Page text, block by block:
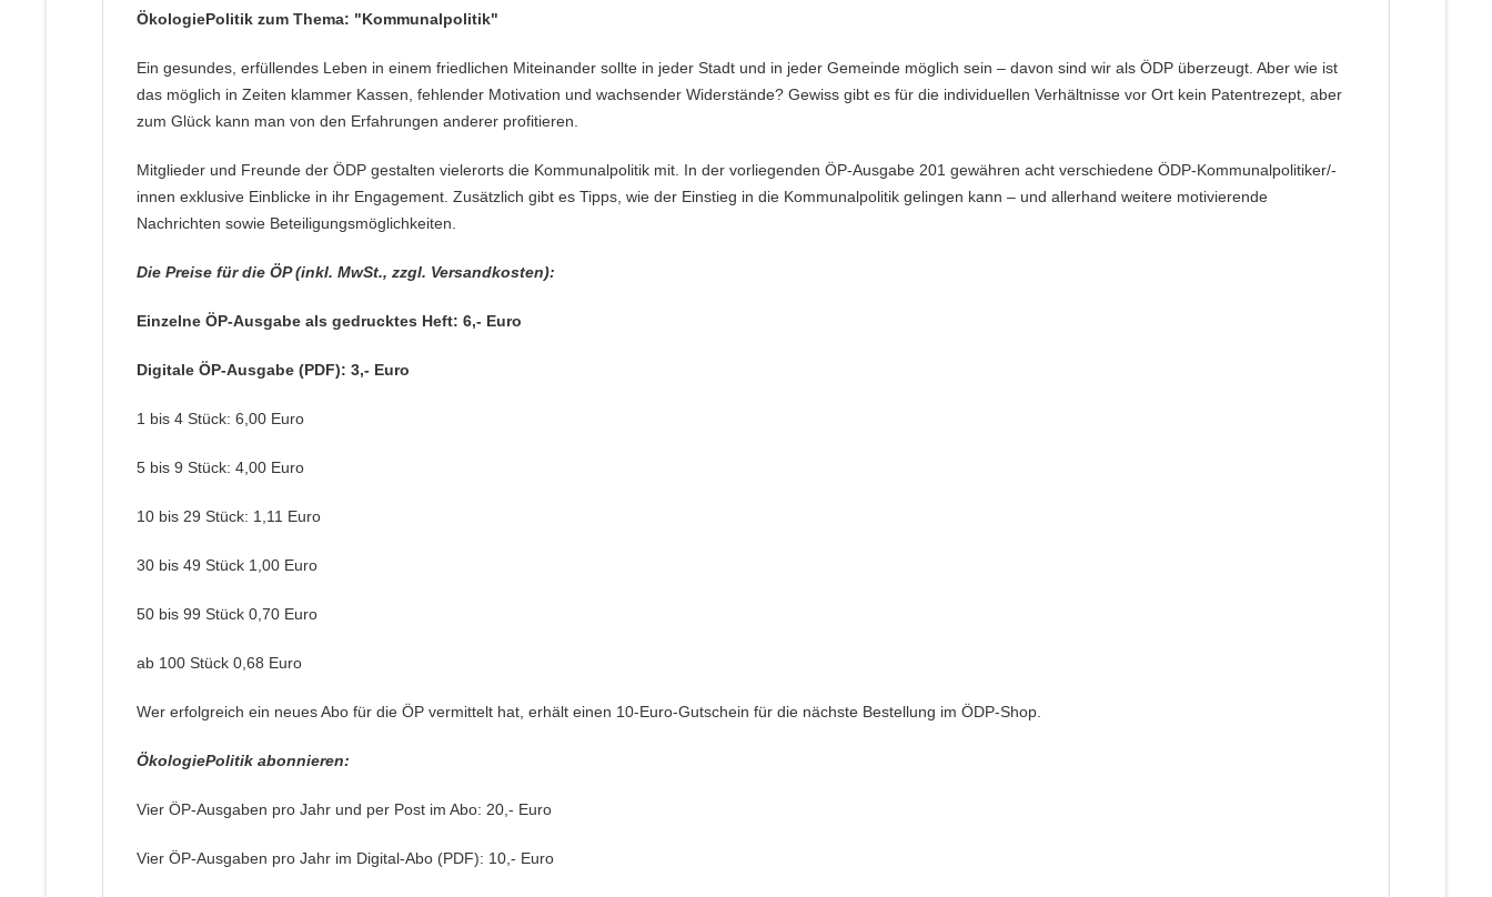
ÖkologiePolitik zum Thema: "Kommunalpolitik"
Ein gesundes, erfüllendes Leben in einem friedlichen Miteinander sollte in jeder Stadt und in jeder Gemeinde möglich sein – davon sind wir als ÖDP überzeugt. Aber wie ist
das möglich in Zeiten klammer Kassen, fehlender Motivation und wachsender Widerstände? Gewiss gibt es für die individuellen Verhältnisse vor Ort kein Patentrezept, aber
zum Glück kann man von den Erfahrungen anderer profitieren.
Mitglieder und Freunde der ÖDP gestalten vielerorts die Kommunalpolitik mit. In der vorliegenden ÖP-Ausgabe 201 gewähren acht verschiedene ÖDP-Kommunalpolitiker/-
innen exklusive Einblicke in ihr Engagement. Zusätzlich gibt es Tipps, wie der Einstieg in die Kommunalpolitik gelingen kann – und allerhand weitere motivierende
Nachrichten sowie Beteiligungsmöglichkeiten.
Die Preise für die ÖP (inkl. MwSt., zzgl. Versandkosten):
Einzelne ÖP-Ausgabe als gedrucktes Heft: 6,- Euro
Digitale ÖP-Ausgabe (PDF): 3,- Euro
1 bis 4 Stück: 6,00 Euro
5 bis 9 Stück: 4,00 Euro
10 bis 29 Stück: 1,11 Euro
30 bis 49 Stück 1,00 Euro
50 bis 99 Stück 0,70 Euro
ab 100 Stück 0,68 Euro
Wer erfolgreich ein neues Abo für die ÖP vermittelt hat, erhält einen 10-Euro-Gutschein für die nächste Bestellung im ÖDP-Shop.
ÖkologiePolitik abonnieren:
Vier ÖP-Ausgaben pro Jahr und per Post im Abo: 20,- Euro
Vier ÖP-Ausgaben pro Jahr im Digital-Abo (PDF): 10,- Euro